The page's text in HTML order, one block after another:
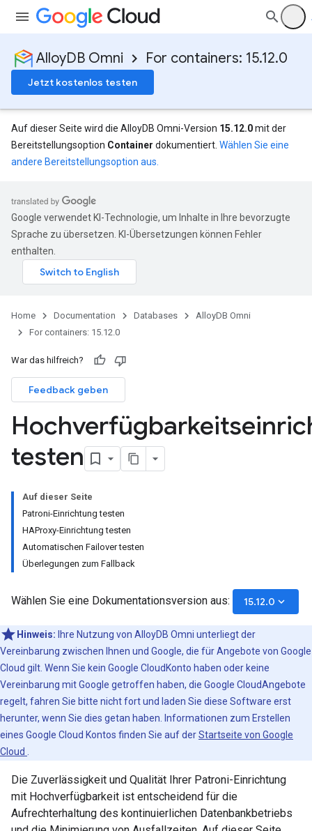
AlloyDB Omni For containers: 15.12.0
Jetzt kostenlos testen
Auf dieser Seite wird die AlloyDB Omni-Version 15.12.0mit der
Bereitstellungsoption Container dokumentiert. Wählen Sie eine
andere Bereitstellungsoption aus.
Google verwendet KI-Technologie, um Inhalte in Ihre bevorzugte
Sprache zu übersetzen. KI-Übersetzungen können Fehler
enthalten.
Home Documentation Databases
AlloyDB Omni
For containers: 15.12.0
War das hilfreich?
Feedback geben
testen
Auf dieser Seite
Patroni-Einrichtung testen
HAProxy-Einrichtung testen
Automatischen Failover testen
Überlegungen zum Fallback
Wählen Sie eine Dokumentationsversion aus: 15.12.0 keyboard_arrow_down
Hinweis: Ihre Nutzung von AlloyDB Omni unterliegt der
Vereinbarung zwischen Ihnen und Google, die für Angebote von Google
Cloud gilt. Wenn Sie kein Google CloudKonto haben oder keine
Vereinbarung mit Google getroffen haben, die Google CloudAngebote
regelt, fahren Sie bitte nicht fort und laden Sie diese Software erst
herunter, wenn Sie dies getan haben. Informationen zum Erstellen
eines Google Cloud Kontos finden Sie auf derStartseite von Google
Cloud
Die Zuverlässigkeit und Qualität Ihrer Patroni-Einrichtung
mit Hochverfügbarkeit ist entscheidend für die
Aufrechterhaltung des kontinuierlichen Datenbankbetriebs